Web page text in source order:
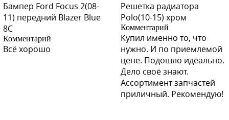
Бампер Ford Focus 2(08-
11) передний Blazer Blue
8C
Комментарий
Всё хорошо
Решетка радиатора
Polo(10-15) хром
Комментарий
Купил именно то, что
нужно. И по приемлемой
цене. Подошло идеально.
Дело своё знают.
Ассортимент запчастей
приличный. Рекомендую!